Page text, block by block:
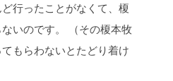
行ったことがなくて、榎
いのです。
（その榎本牧
もらわないとたどり着け